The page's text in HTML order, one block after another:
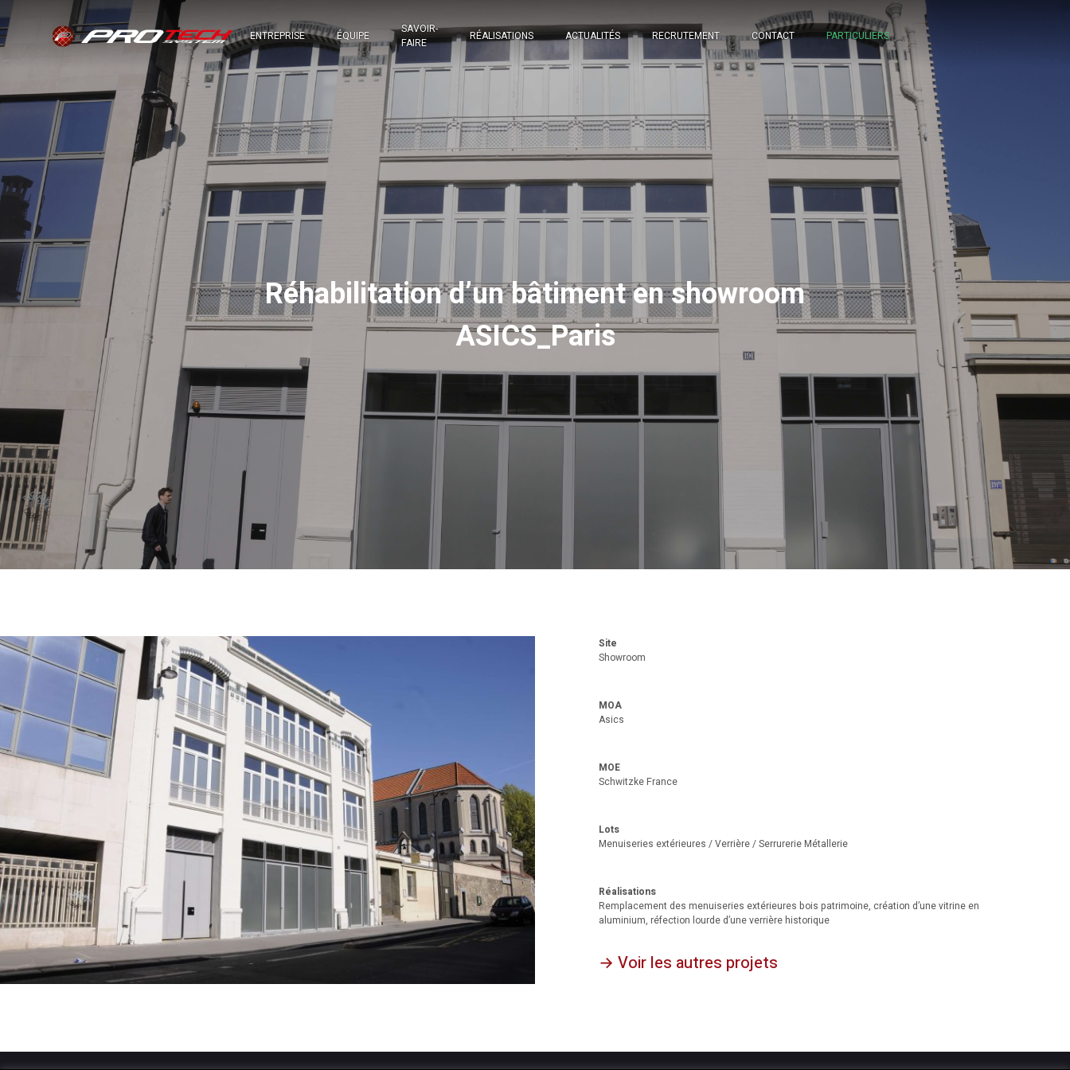
ENTREPRISE ÉQUIPE
SAVOIR-
FAIRE
RÉALISATIONS ACTUALITÉS RECRUTEMENT CONTACT PARTICULIERS
Réhabilitation d’un bâtiment en showroom
ASICS_Paris
Site
Showroom
MOA
Asics
MOE
Schwitzke France
Lots
Menuiseries extérieures / Verrière / Serrurerie Métallerie
Réalisations
Remplacement des menuiseries extérieures bois patrimoine, création d’une vitrine en
aluminium, réfection lourde d’une verrière historique
→ Voir les autres projets